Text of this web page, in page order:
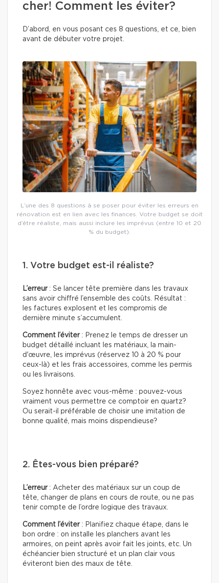
cher! Comment les éviter?
D’abord, en vous posant ces 8 questions, et ce, bien
avant de débuter votre projet.
L’une des 8 questions à se poser pour éviter les erreurs en
rénovation est en lien avec les finances. Votre budget se doit
d’être réaliste, mais aussi inclure les imprévus (entre 10 et 20
% du budget).
1. Votre budget est-il réaliste?
L’erreur: Se lancer tête première dans les travaux
sans avoir chiffré l’ensemble des coûts. Résultat :
les factures explosent et les compromis de
dernière minute s’accumulent.
Comment l’éviter: Prenez le temps de dresser un
budget détaillé incluant les matériaux, la main-
d'œuvre, les imprévus (réservez 10 à 20 % pour
ceux-là) et les frais accessoires, comme les permis
ou les livraisons.
Soyez honnête avec vous-même : pouvez-vous
vraiment vous permettre ce comptoir en quartz?
Ou serait-il préférable de choisir une imitation de
bonne qualité, mais moins dispendieuse?
2. Êtes-vous bien préparé?
L’erreur: Acheter des matériaux sur un coup de
tête, changer de plans en cours de route, ou ne pas
tenir compte de l’ordre logique des travaux.
Comment l’éviter: Planifiez chaque étape, dans le
bon ordre : on installe les planchers avant les
armoires, on peint après avoir fait les joints, etc. Un
échéancier bien structuré et un plan clair vous
éviteront bien des maux de tête.